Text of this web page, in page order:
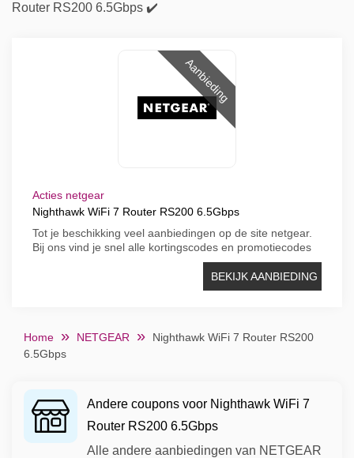
Router RS200 6.5Gbps ✔️
Aanbieding
Acties netgear
Nighthawk WiFi 7 Router RS200 6.5Gbps
Tot je beschikking veel aanbiedingen op de site netgear.
Bij ons vind je snel alle kortingscodes en promotiecodes
BEKIJK AANBIEDING
Home NETGEAR
Nighthawk WiFi 7 Router RS200
6.5Gbps
Andere coupons voor Nighthawk WiFi 7
Router RS200 6.5Gbps
Alle andere aanbiedingen van NETGEAR